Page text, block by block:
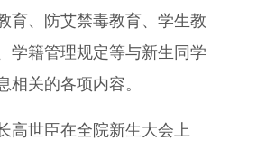
育、防艾禁毒教育、学生教
学籍管理规定等与新生同学
相关的各项内容。
世臣在全院新生大会上